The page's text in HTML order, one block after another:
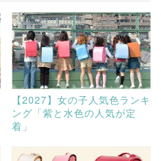
【2027】女の子人気色ランキ
ング「紫と水色の人気が定
着」